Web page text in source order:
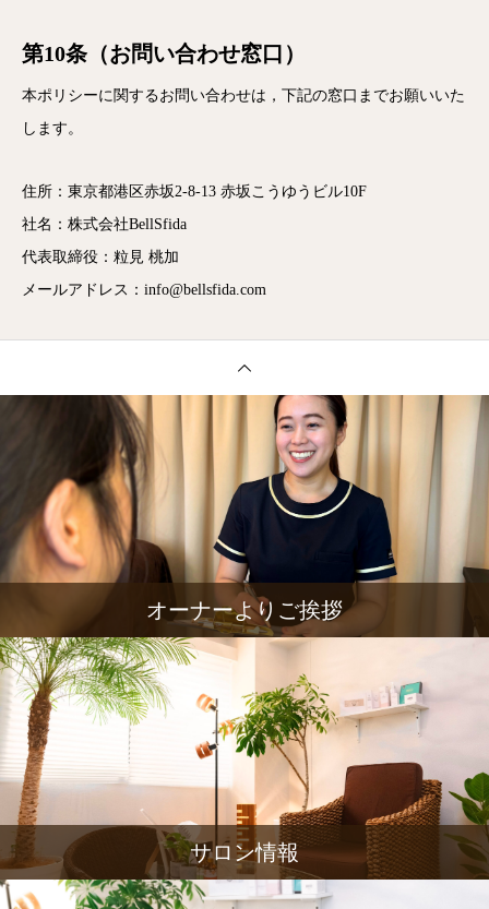
第10条（お問い合わせ窓口）
本ポリシーに関するお問い合わせは，下記の窓口までお願いいた
します。
住所：東京都港区赤坂2-8-13 赤坂こうゆうビル10F
社名：株式会社BellSfida
代表取締役：粒見 桃加
メールアドレス：info@bellsfida.com
オーナーよりご挨拶
サロン情報